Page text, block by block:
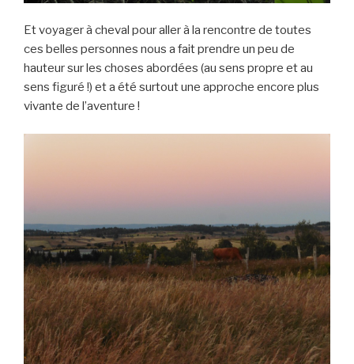
Et voyager à cheval pour aller à la rencontre de toutes
ces belles personnes nous a fait prendre un peu de
hauteur sur les choses abordées (au sens propre et au
sens figuré !) et a été surtout une approche encore plus
vivante de l’aventure !